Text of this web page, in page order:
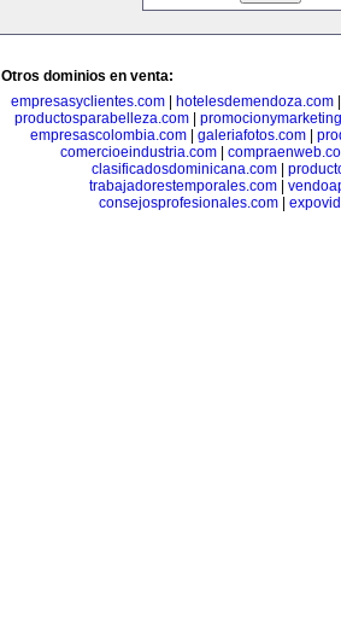
Otros dominios en venta:
empresasyclientes.com
hotelesdemendoza.com
productosparabelleza.com
empresascolombia.com
galeriafotos.com
comercioeindustria.com|
clasificadosdominicana.com
trabajadorestemporales.com
consejosprofesionales.com